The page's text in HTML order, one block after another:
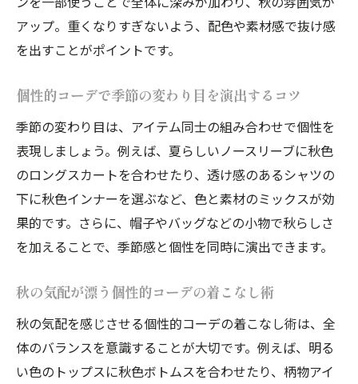
アップ。重くなりすぎないよう、配色や素材感で抜け感
を出すことがポイントです。
個性的コーデで季節の変わり目を演出するコツ
季節の変わり目は、アイテム同士の組み合わせで個性を
表現しましょう。例えば、夏らしいノースリーブに秋色
のロングスカートを合わせたり、透け感のあるシャツの
下に秋色インナーを選ぶなど、色と素材のミックスが効
果的です。さらに、帽子やバッグなどの小物で秋らしさ
を加えることで、季節感と個性を同時に演出できます。
秋の気配が漂う個性的コーデの着こなし術
秋の気配を感じさせる個性的コーデの着こなし術は、全
体のバランスを意識することが大切です。例えば、明る
い色のトップスに秋色ボトムスを合わせたり、柄物アイ